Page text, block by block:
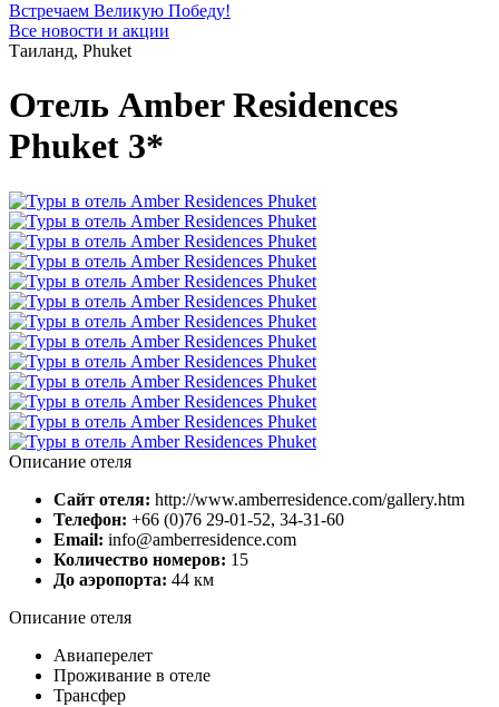
Встречаем Великую Победу!
Все новости и акции
Таиланд, Phuket
Отель Amber Residences
Phuket 3*
Описание отеля
Сайт отеля: http://www.amberresidence.com/gallery.htm
Телефон: +66 (0)76 29-01-52, 34-31-60
Email: info@amberresidence.com
Количество номеров: 15
До аэропорта: 44 км
Описание отеля
Авиаперелет
Проживание в отеле
Трансфер